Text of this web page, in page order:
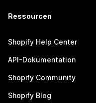
Ressourcen
Shopify Help Center
API-Dokumentation
Shopify Community
Shopify Blog